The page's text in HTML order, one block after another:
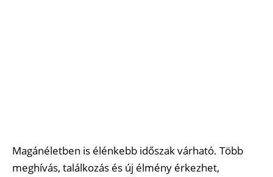
Magánéletben is élénkebb időszak várható. Több
meghívás, találkozás és új élmény érkezhet,